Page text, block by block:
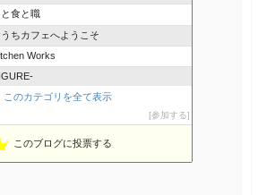
食と職
ちカフェへようこそ
Works
房 NOB's Kitchen
での牛肉の食べ方・お国柄の紹介
このカテゴリを全て表示
参加する
このブログに投票する